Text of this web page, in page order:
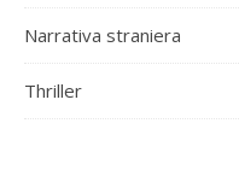
Narrativa straniera
Thriller